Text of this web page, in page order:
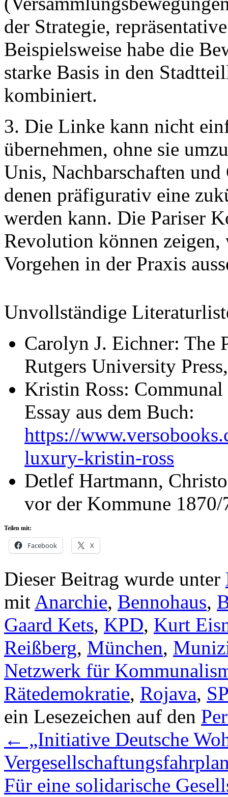
der Strategie,
Beispielsweise habe die
starke Basis in den
kombiniert.
3. Die Linke kann nicht
übernehmen, ohne sie
Unis, Nachbarschaften
denen präfigurativ eine
werden kann. Die Pariser
Revolution können
Vorgehen in der Praxis
Unvollständige
Carolyn J. Eichner: The
Rutgers University
Kristin Ross:
Essay aus dem Buch:
https://
luxury-kristin-ross
Detlef Hartmann,
vor der Kommune
Teilen mit:
Facebook X
Dieser Beitrag wurde unter
mit Anarchie, Bennohaus,
Gaard Kets, KPD, Kurt
Reißberg, München,
Netzwerk für
Rätedemokratie, Rojava,
ein Lesezeichen auf den
← „Initiative Deutsche
Für eine solidarische